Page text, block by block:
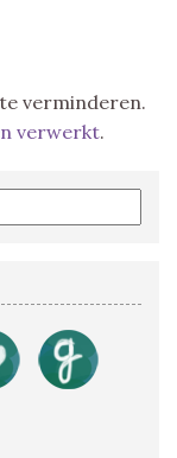
verminderen.
verwerkt.